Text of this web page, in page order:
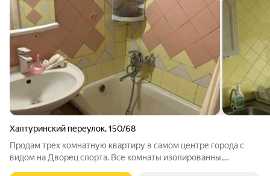
Халтуринский переулок,150/68
Продам трех комнатную квартиру в самом центре города с
видом на Дворец спорта. Все комнаты изолированны,